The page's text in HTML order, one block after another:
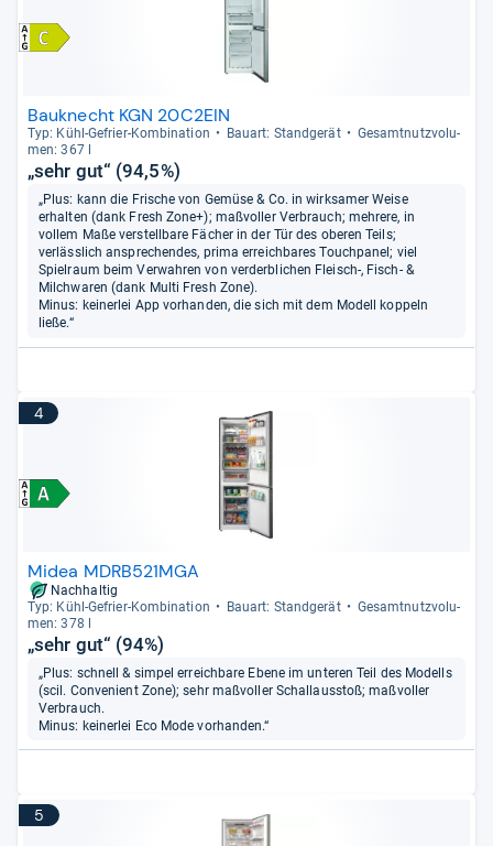
Bauknecht KGN 20C2EIN
Typ: Kühl-​Gefrier-​Kom­bi­na­tion Bau­art: Stand­ge­rät
Gesamt­nutz­vo­lu­
men: 367 l
„sehr gut“ (94,5%)
„Plus: kann die Frische von Gemüse & Co. in wirksamer Weise
erhalten (dank Fresh Zone+); maßvoller Verbrauch; mehrere, in
vollem Maße verstellbare Fächer in der Tür des oberen Teils;
verlässlich ansprechendes, prima erreichbares Touchpanel; viel
Spielraum beim Verwahren von verderblichen Fleisch-, Fisch- &
Milchwaren (dank Multi Fresh Zone).
Minus: keinerlei App vorhanden, die sich mit dem Modell koppeln
ließe.“
4
Midea MDRB521MGA
Nachhaltig
Typ: Kühl-​Gefrier-​Kom­bi­na­tion
Bau­art: Stand­ge­rät
Gesamt­nutz­vo­lu­
men: 378 l
„sehr gut“ (94%)
„Plus: schnell & simpel erreichbare Ebene im unteren Teil des Modells
(scil. Convenient Zone); sehr maßvoller Schallausstoß; maßvoller
Verbrauch.
Minus: keinerlei Eco Mode vorhanden.“
5